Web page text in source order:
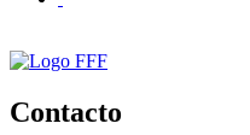
Contacto